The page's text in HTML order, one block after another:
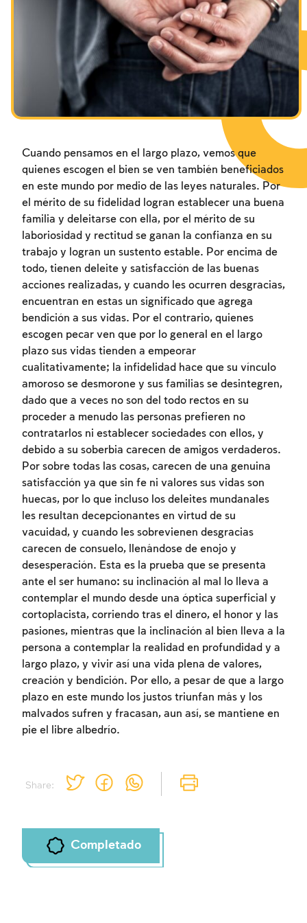
Los ayunos por la destrucción del Templo
Share:
Cuando pensamos en el largo plazo, vemos que
quienes escogen el bien se ven también beneficiados
en este mundo por medio de las leyes naturales. Por
el mérito de su fidelidad logran establecer una buena
familia y deleitarse con ella, por el mérito de su
laboriosidad y rectitud se ganan la confianza en su
trabajo y logran un sustento estable. Por encima de
todo, tienen deleite y satisfacción de las buenas
acciones realizadas, y cuando les ocurren desgracias,
encuentran en estas un significado que agrega
bendición a sus vidas. Por el contrario, quienes
escogen pecar ven que por lo general en el largo
plazo sus vidas tienden a empeorar
cualitativamente; la infidelidad hace que su vínculo
amoroso se desmorone y sus familias se desintegren,
dado que a veces no son del todo rectos en su
proceder a menudo las personas prefieren no
contratarlos ni establecer sociedades con ellos, y
debido a su soberbia carecen de amigos verdaderos.
Por sobre todas las cosas, carecen de una genuina
satisfacción ya que sin fe ni valores sus vidas son
huecas, por lo que incluso los deleites mundanales
les resultan decepcionantes en virtud de su
vacuidad, y cuando les sobrevienen desgracias
carecen de consuelo, llenándose de enojo y
desesperación. Esta es la prueba que se presenta
ante el ser humano: su inclinación al mal lo lleva a
contemplar el mundo desde una óptica superficial y
cortoplacista, corriendo tras el dinero, el honor y las
pasiones, mientras que la inclinación al bien lleva a la
persona a contemplar la realidad en profundidad y a
largo plazo, y vivir así una vida plena de valores,
creación y bendición. Por ello, a pesar de que a largo
plazo en este mundo los justos triunfan más y los
malvados sufren y fracasan, aun así, se mantiene en
pie el libre albedrío.
Completado
Inscripcion requerida
Para marcar lo estudiado debe conectarse
a su cuenta o inscribirse.
Inscripcion Conectarse